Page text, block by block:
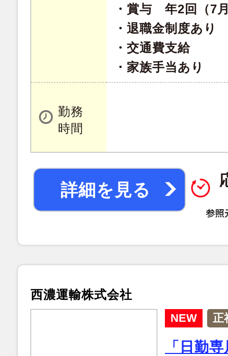
・賞与 年2回（7
・退職金制度あり
・交通費支給
・家族手当あり
勤務
時間
詳細を見る
西濃運輸株式会社
NEW 正
「日勤